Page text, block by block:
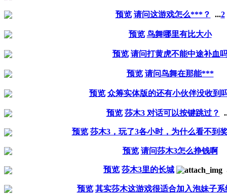
预览 请问这游戏怎么***？ ...2
预览 鸟舞哪里有比大小
预览 请问打黄虎不能中途补血
预览 请问鸟舞在那能***
预览 众筹实体版的还有小伙伴没收到
预览 莎木3 对话可以按键跳过？
预览 莎木3，玩了3各小时，为什么看不到
预览 请问莎木3怎么挣钱啊
预览 莎木3里的长城
预览 其实莎木这游戏很适合加入泡妹子系